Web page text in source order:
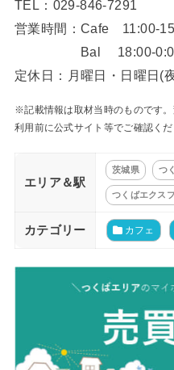
TEL：029-846-7291
営業時間：Cafe 11:00-
Bal 18:00-0:00(只
定休日：月曜日・日曜日(
※記載情報は取材当時のものです
利用前に公式サイト等でご確認くだ
エリア＆駅
茨城県 つ
つくばエクス
カテゴリー カフェ